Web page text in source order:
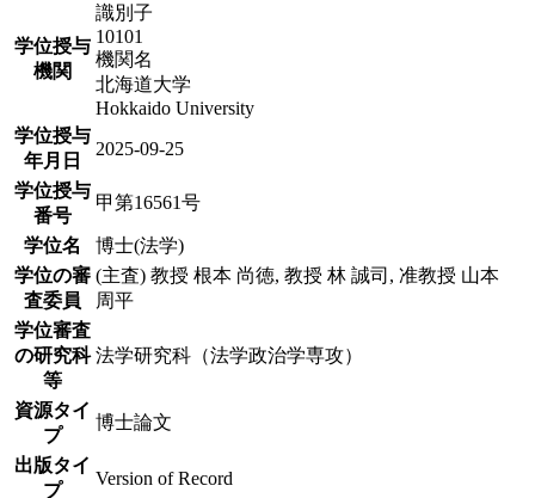
学位授与
機関
識別子
10101
機関名
北海道大学
Hokkaido University
学位授与
年月日
2025-09-25
学位授与
番号
甲第16561号
学位名
博士(法学)
学位の審
査委員
(主査) 教授 根本 尚徳, 教授 林 誠司, 准教授 山本
周平
学位審査
の研究科
等
法学研究科（法学政治学専攻）
資源タイ
プ
博士論文
出版タイ
プ
Version of Record